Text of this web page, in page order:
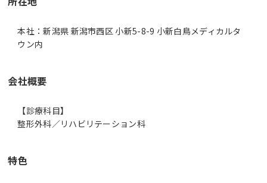
本社：新潟県 新潟市西区 小新5-8-9 小新白鳥メディカルタ
ウン内
会社概要
【診療科目】
整形外科／リハビリテーション科
特色